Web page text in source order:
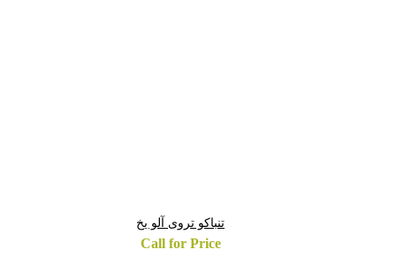
تنباکو تروی آلو یخ
Call for Price